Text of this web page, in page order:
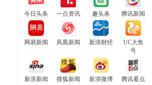
今日头条 一点资讯 趣头条 腾讯新闻
网易新闻 凤凰新闻 新浪财经
UC大鱼
号
新浪新闻 搜狐新闻 新浪微博 腾讯看点